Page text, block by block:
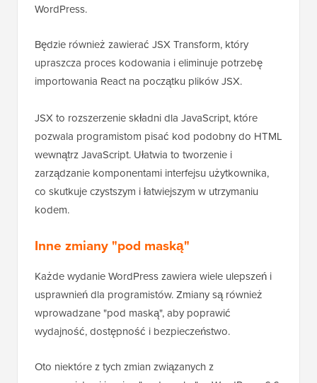
WordPress.
Będzie również zawierać JSX Transform, który
upraszcza proces kodowania i eliminuje potrzebę
importowania React na początku plików JSX.
JSX to rozszerzenie składni dla JavaScript, które
pozwala programistom pisać kod podobny do HTML
wewnątrz JavaScript. Ułatwia to tworzenie i
zarządzanie komponentami interfejsu użytkownika,
co skutkuje czystszym i łatwiejszym w utrzymaniu
kodem.
Inne zmiany "pod maską"
Każde wydanie WordPress zawiera wiele ulepszeń i
usprawnień dla programistów. Zmiany są również
wprowadzane "pod maską", aby poprawić
wydajność, dostępność i bezpieczeństwo.
Oto niektóre z tych zmian związanych z